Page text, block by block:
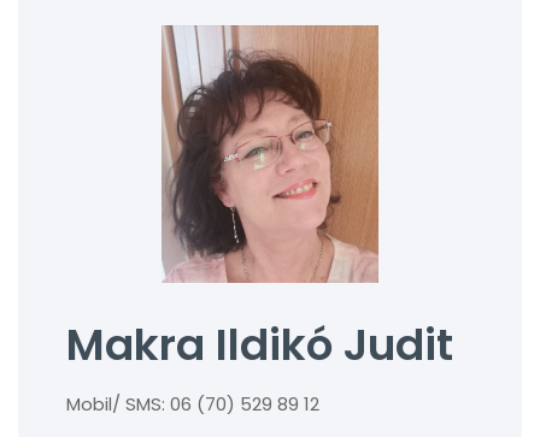
Makra Ildikó Judit
Mobil/ SMS: 06 (70) 529 89 12